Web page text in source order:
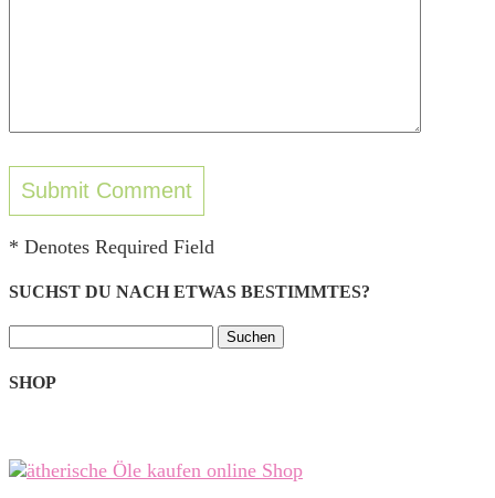
* Denotes Required Field
SUCHST DU NACH ETWAS BESTIMMTES?
nach:
SHOP